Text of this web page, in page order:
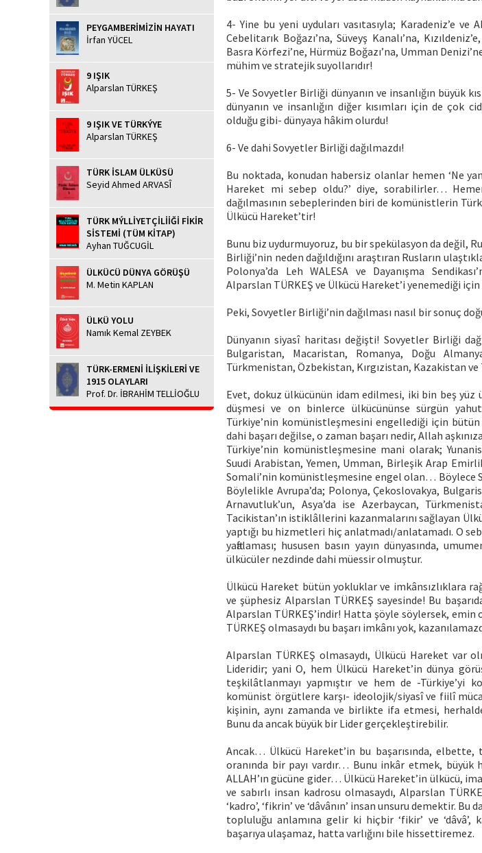
PEYGAMBERİMİZİN HAYATI
İrfan YÜCEL
9 IŞIK
Alparslan TÜRKEŞ
9 IŞIK VE TÜRKÝYE
Alparslan TÜRKEŞ
TÜRK İSLAM ÜLKÜSÜ
Seyid Ahmed ARVASÎ
TÜRK MÝLLİYETÇİLİİĞİ FİKİR
SİSTEMİ (TÜM KİTAP)
Ayhan TUĞCUGİL
ÜLKÜCÜ DÜNYA GÖRÜŞÜ
M. Metin KAPLAN
ÜLKÜ YOLU
Namık Kemal ZEYBEK
TÜRK-ERMENİ İLİŞKİLERİ VE
1915 OLAYLARI
Prof. Dr. İBRAHİM TELLİOĞLU
4- Yine bu yeni uyduları vasıtasıyla; Karadeniz’e ve
Cebelitarık Boğazı’na, Süveyş Kanalı’na,
Basra Körfezi’ne, Hürmüz Boğazı’na, Umman
mühim ve stratejik suyollarıdır!
5- Ve Sovyetler Birliği dünyanın ve insanlığın büyük
dünyanın ve insanlığın diğer kısımları için de
olduğu gibi- dünyaya hâkim olurdu!
6- Ve dahi Sovyetler Birliği dağılmazdı!
Bu noktada, konudan habersiz olanlar hemen ‘Ne
Hareket mi sebep oldu?’ diye, sorabilirler…
dağılmasının sebeplerinden biri de komünistlerin
Ülkücü Hareket’tir!
Bunu biz uydurmuyoruz, bu bir spekülasyon da değil,
Birliği’nin neden dağıldığını araştıran Rusların
Polonya’da Leh WALESA ve Dayanışma
Alparslan TÜRKEŞ ve Ülkücü Hareket’i yenemediği için
Peki, Sovyetler Birliği’nin dağılması nasıl bir sonuç
Dünyanın siyasî haritası değişti! Sovyetler Birliği
Bulgaristan, Macaristan, Romanya, Doğu
Türkmenistan, Özbekistan, Kırgızistan, Kazakistan
Evet, dokuz ülkücünün idam edilmesi, iki bin beş
düşmesi ve on binlerce ülkücününse sürgün
Türkiye’nin komünistleşmesini engellediği için
dahi başarı değilse, o zaman başarı nedir, Allah
Türkiye’nin komünistleşmesine mani olarak;
Suudi Arabistan, Yemen, Umman, Birleşik Arap
Somali’nin komünistleşmesine engel olan… Böylece
Böylelikle Avrupa’da; Polonya, Çekoslovakya,
Arnavutluk’un, Asya’da ise Azerbaycan,
Tacikistan’ın istiklâllerini kazanmalarını sağlayan
yaptığı bu hizmetleri hiç anlatmadı/anlatamadı. O
yaftalaması; hususen basın yayın dünyasında,
ülkücüler nezdinde dahi müessir olmuştur.
Ülkücü Hareket bütün yokluklar ve imkânsızlıklara
ve şüphesiz Alparslan TÜRKEŞ sayesinde! Bu
Alparslan TÜRKEŞ’indir! Hatta şöyle söylersek,
TÜRKEŞ olmasaydı bu başarı imkânı yok,
Alparslan TÜRKEŞ olmasaydı, Ülkücü Hareket var
Lideridir; yani O, hem Ülkücü Hareket’in dünya
teşkilâtlanmayı yapmıştır ve hem de -Türkiye’yi
komünist örgütlere karşı- ideolojik/siyasî ve fiilî
kişinin, aynı zamanda ve birlikte ifa etmesi,
Bunu da ancak büyük bir Lider gerçekleştirebilir.
Ancak… Ülkücü Hareket’in bu başarısında,
oranında bir payı vardır… Bunu inkâr etmek,
ALLAH’ın gücüne gider… Ülkücü Hareket’in ülkücü,
ve sabırlı insan kadrosu olmasaydı, Alparslan
‘kadro’, ‘fikrin’ ve ‘dâvânın’ insan unsuru demektir.
topluluğu anlamına gelir ki hiçbir ‘fikir’ ve
başarıya ulaşamaz, hatta varlığını bile hissettiremez.